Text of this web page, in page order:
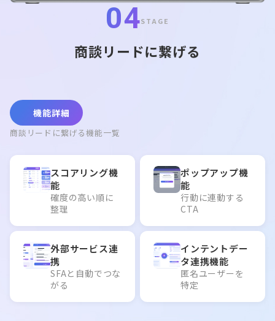
04STAGE
商談リードに繋げる
機能詳細
商談リードに繋げる機能一覧
スコアリング機
能
確度の高い順に
整理
ポップアップ機
能
行動に連動する
CTA
外部サービス連
携
SFAと自動でつな
がる
インテントデー
タ連携機能
匿名ユーザーを
特定